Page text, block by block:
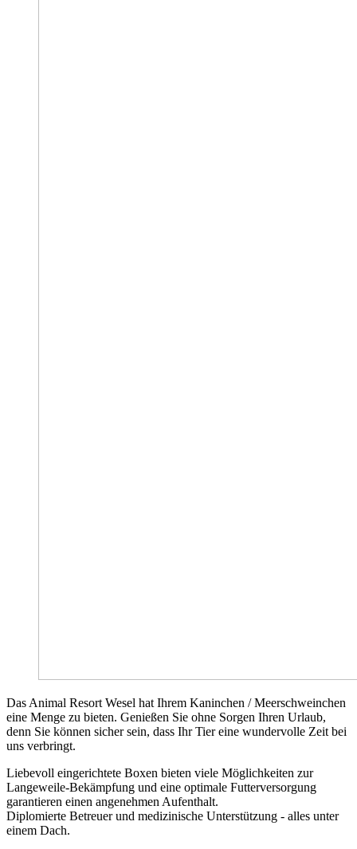
Das Animal Resort Wesel hat Ihrem Kaninchen / Meerschweinchen
eine Menge zu bieten. Genießen Sie ohne Sorgen Ihren Urlaub,
denn Sie können sicher sein, dass Ihr Tier eine wundervolle Zeit bei
uns verbringt.
Liebevoll eingerichtete Boxen bieten viele Möglichkeiten zur
Langeweile-Bekämpfung und eine optimale Futterversorgung
garantieren einen angenehmen Aufenthalt.
Diplomierte Betreuer und medizinische Unterstützung - alles unter
einem Dach.